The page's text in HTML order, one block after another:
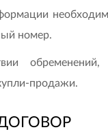
номер.
продажи.